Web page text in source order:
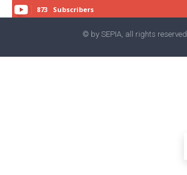
873 Subscribers
© by SEPIA, all rights reserved